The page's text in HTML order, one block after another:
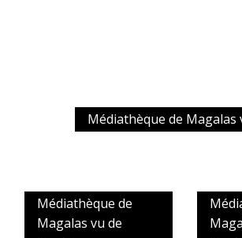
Médiathèque de
Médiathèque de
Magalas vu de